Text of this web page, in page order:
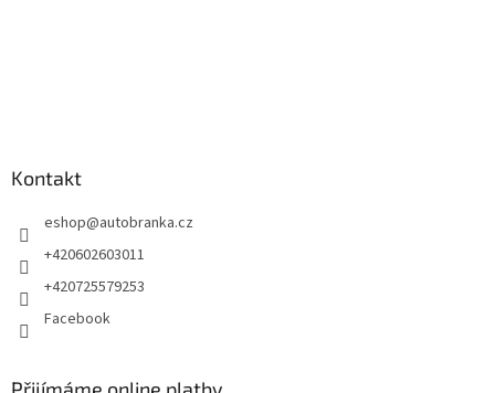
Kontakt
eshop@autobranka.cz
+420602603011
+420725579253
Facebook